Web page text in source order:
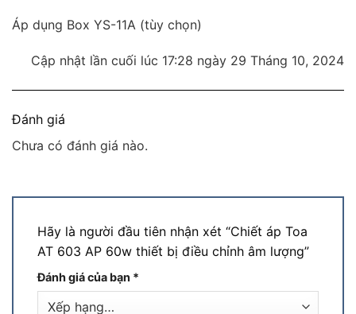
Áp dụng Box YS-11A (tùy chọn)
Cập nhật lần cuối lúc 17:28 ngày 29 Tháng 10, 2024
Đánh giá
Chưa có đánh giá nào.
Hãy là người đầu tiên nhận xét “Chiết áp Toa
AT 603 AP 60w thiết bị điều chỉnh âm lượng”
Đánh giá của bạn *